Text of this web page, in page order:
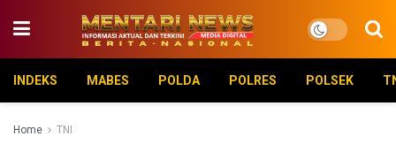
INDEKS MABES POLDA POLRES POLSEK
Home TNI